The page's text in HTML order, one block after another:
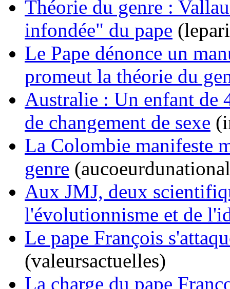
Théorie du genre :
infondée" du pape
Le Pape dénonce un
promeut la théorie du
Australie : Un enfant de
de changement de sexe
La Colombie manifeste
genre
Aux JMJ, deux
l'évolutionnisme et de
Le pape François
(valeursactuelles)
La charge du pape